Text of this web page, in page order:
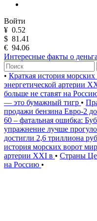
Войти
¥ 0.52
$ 81.41
€ 94.06
Интересные факты о
• Краткая история
энергетической артерии
больше не ставят на
— это бумажный тигр •
продажи бензина Евро-2
60 – фатальная ошибка:
упражнение лучше
достигли 2,6 триллиона
история морских ворот
артерии XXI в • Страны
на Россию •